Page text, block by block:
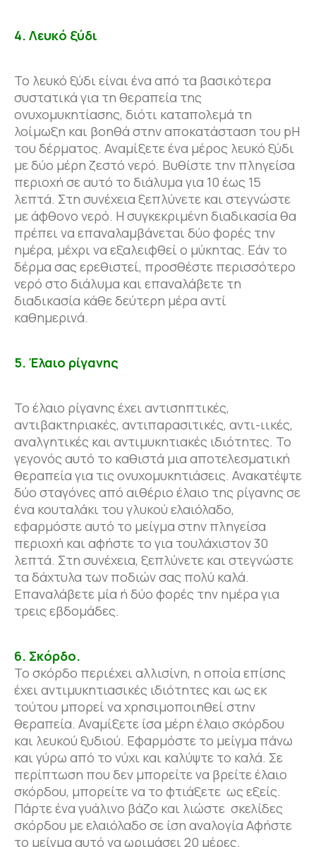
4. Λευκό ξύδι
Το λευκό ξύδι είναι ένα από τα βασικότερα
συστατικά για τη θεραπεία της
ονυχομυκητίασης, διότι καταπολεμά τη
λοίμωξη και βοηθά στην αποκατάσταση του pH
του δέρματος. Αναμίξετε ένα μέρος λευκό ξύδι
με δύο μέρη ζεστό νερό. Βυθίστε την πληγείσα
περιοχή σε αυτό το διάλυμα για 10 έως 15
λεπτά. Στη συνέχεια ξεπλύνετε και στεγνώστε
με άφθονο νερό. Η συγκεκριμένη διαδικασία θα
πρέπει να επαναλαμβάνεται δύο φορές την
ημέρα, μέχρι να εξαλειφθεί ο μύκητας. Εάν το
δέρμα σας ερεθιστεί, προσθέστε περισσότερο
νερό στο διάλυμα και επαναλάβετε τη
διαδικασία κάθε δεύτερη μέρα αντί
καθημερινά.
5. Έλαιο ρίγανης
Το έλαιο ρίγανης έχει αντισηπτικές,
αντιβακτηριακές, αντιπαρασιτικές, αντι-ιικές,
αναλγητικές και αντιμυκητιακές ιδιότητες. Το
γεγονός αυτό το καθιστά μια αποτελεσματική
θεραπεία για τις ονυχομυκητιάσεις. Ανακατέψτε
δύο σταγόνες από αιθέριο έλαιο της ρίγανης σε
ένα κουταλάκι του γλυκού ελαιόλαδο,
εφαρμόστε αυτό το μείγμα στην πληγείσα
περιοχή και αφήστε το για τουλάχιστον 30
λεπτά. Στη συνέχεια, ξεπλύνετε και στεγνώστε
τα δάχτυλα των ποδιών σας πολύ καλά.
Επαναλάβετε μία ή δύο φορές την ημέρα για
τρεις εβδομάδες.
6. Σκόρδο.
Το σκόρδο περιέχει αλλισίνη, η οποία επίσης
έχει αντιμυκητιασικές ιδιότητες και ως εκ
τούτου μπορεί να χρησιμοποιηθεί στην
θεραπεία. Αναμίξετε ίσα μέρη έλαιο σκόρδου
και λευκού ξυδιού. Εφαρμόστε το μείγμα πάνω
και γύρω από το νύχι και καλύψτε το καλά. Σε
περίπτωση που δεν μπορείτε να βρείτε έλαιο
σκόρδου, μπορείτε να το φτιάξετε ως εξείς.
Πάρτε ένα γυάλινο βάζο και λιώστε σκελίδες
σκόρδου με ελαιόλαδο σε ίση αναλογία Αφήστε
το μείγμα αυτό να ωριμάσει 20 μέρες.